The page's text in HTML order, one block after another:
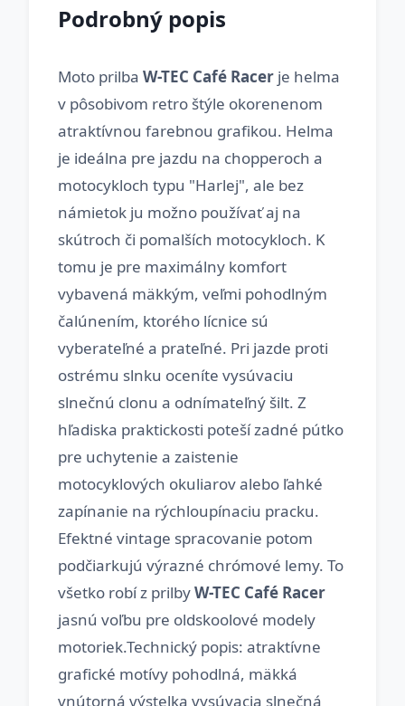
Podrobný popis
Moto prilba W-TEC Café Racer je helma
v pôsobivom retro štýle okorenenom
atraktívnou farebnou grafikou. Helma
je ideálna pre jazdu na chopperoch a
motocykloch typu "Harlej", ale bez
námietok ju možno používať aj na
skútroch či pomalších motocykloch. K
tomu je pre maximálny komfort
vybavená mäkkým, veľmi pohodlným
čalúnením, ktorého lícnice sú
vyberateľné a prateľné. Pri jazde proti
ostrému slnku oceníte vysúvaciu
slnečnú clonu a odnímateľný šilt. Z
hľadiska praktickosti poteší zadné pútko
pre uchytenie a zaistenie
motocyklových okuliarov alebo ľahké
zapínanie na rýchloupínaciu pracku.
Efektné vintage spracovanie potom
podčiarkujú výrazné chrómové lemy. To
všetko robí z prilbyW-TEC Café Racer
jasnú voľbu pre oldskoolové modely
motoriek.Technický popis: atraktívne
grafické motívy pohodlná, mäkká
vnútorná výstelka vysúvacia slnečná